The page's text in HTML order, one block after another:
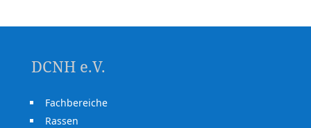
DCNH e.V.
Fachbereiche
Rassen